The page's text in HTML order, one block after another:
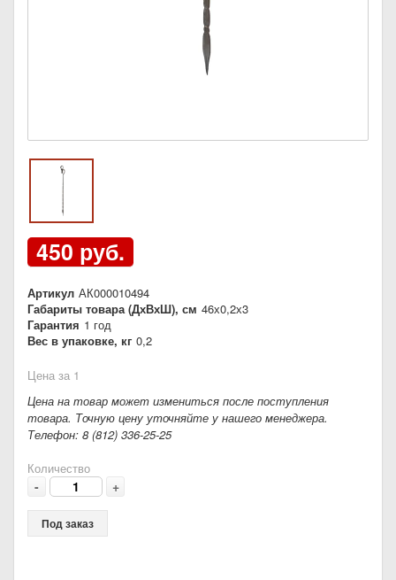
450 руб.
Артикул АК000010494
Габариты товара (ДхВхШ), см 46х0,2х3
Гарантия 1 год
Вес в упаковке, кг 0,2
Цена за 1
Цена на товар может измениться после поступления
товара. Точную цену уточняйте у нашего менеджера.
Телефон: 8 (812) 336-25-25
Количество
- +
Под заказ